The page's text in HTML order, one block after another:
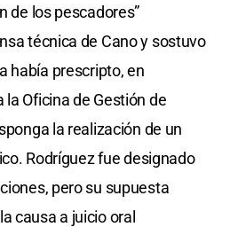
de los pescadores”
técnica de Cano y sostuvo
había prescripto, en
Oficina de Gestión de
la realización de un
Rodríguez fue designado
pero su supuesta
causa a juicio oral